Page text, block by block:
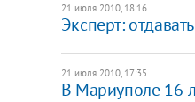
21 июля 2010, 18:16
Эксперт:
21 июля 2010, 17:35
В Мариуполе 16-